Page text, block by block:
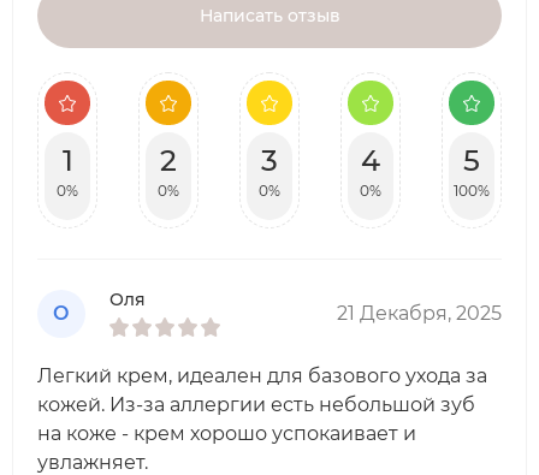
Написать отзыв
1
0%
2
0%
3
0%
4
0%
5
100%
О
Оля
21 Декабря, 2025
Легкий крем, идеален для базового ухода за
кожей. Из-за аллергии есть небольшой зуб
на коже - крем хорошо успокаивает и
увлажняет.